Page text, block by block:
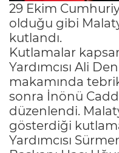
29 Ekim
olduğu gibi
kutlandı.
Kutlamalar
Yardımcısı Ali
makamında
sonra İnönü
düzenlendi.
gösterdiği
Yardımcısı